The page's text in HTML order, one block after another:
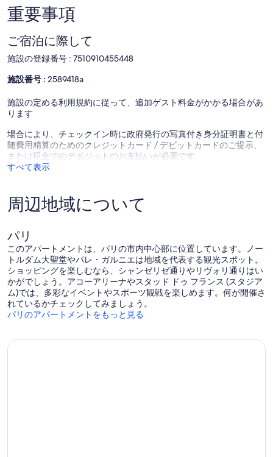
ー
ズ
口
コ
件
の
口
コ
ミ
コ
ミ
重要事項
ご宿泊に際して
施設の登録番号 : 7510910455448
施設番号 : 2589418a
施設の定める利用規約に従って、追加ゲスト料金がかかる場合があ
ります
場合により、チェックイン時に政府発行の写真付き身分証明書と付
随費用精算のためのクレジットカード / デビットカードのご提示、
または現金でのデポジットのお支払いが必要です
すべて表示
周辺地域について
パリ
このアパートメントは、パリの市内中心部に位置しています。ノー
トルダム大聖堂やパレ・ガルニエは地域を代表する観光スポット。
ショッピングを楽しむなら、シャンゼリゼ通りやリヴォリ通りはい
かがでしょう。アコーアリーナやスタッド ドゥ フランス (スタジア
ム)では、多彩なイベントやスポーツ観戦を楽しめます。何が開催さ
れているかチェックしてみましょう。
パリのアパートメントをもっと見る